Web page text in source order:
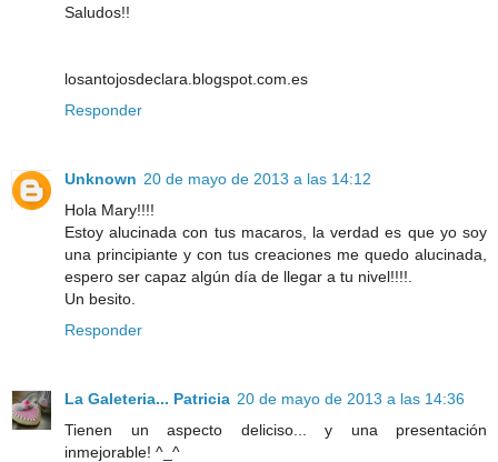
Saludos!!
losantojosdeclara.blogspot.com.es
Responder
Unknown 20 de mayo de 2013 a las 14:12
Hola Mary!!!!
Estoy alucinada con tus macaros, la verdad es que yo soy
una principiante y con tus creaciones me quedo alucinada,
espero ser capaz algún día de llegar a tu nivel!!!!.
Un besito.
Responder
La Galeteria... Patricia 20 de mayo de 2013 a las 14:36
Tienen un aspecto deliciso... y una presentación
inmejorable! ^_^